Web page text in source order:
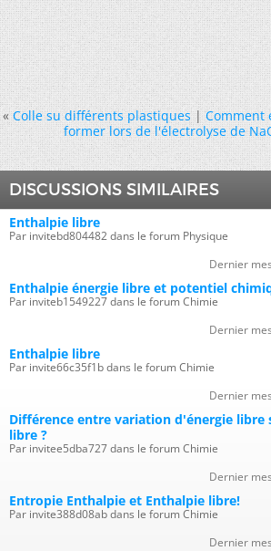
« Colle su différents plastiques|Comment
former lors de l'électrolyse de
DISCUSSIONS SIMILAIRES
Enthalpie libre
Par invitebd804482 dans le forum Physique
Dernier
Enthalpie énergie libre et potentiel
Par inviteb1549227 dans le forum Chimie
Dernier
Enthalpie libre
Par invite66c35f1b dans le forum Chimie
Dernier
Différence entre variation d'énergie libre
libre ?
Par invitee5dba727 dans le forum Chimie
Dernier
Entropie Enthalpie et Enthalpie libre!
Par invite388d08ab dans le forum Chimie
Dernier